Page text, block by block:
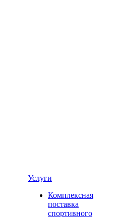
Услуги
Комплексная
поставка
спортивного